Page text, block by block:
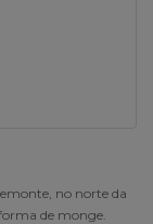
no norte da
de monge.